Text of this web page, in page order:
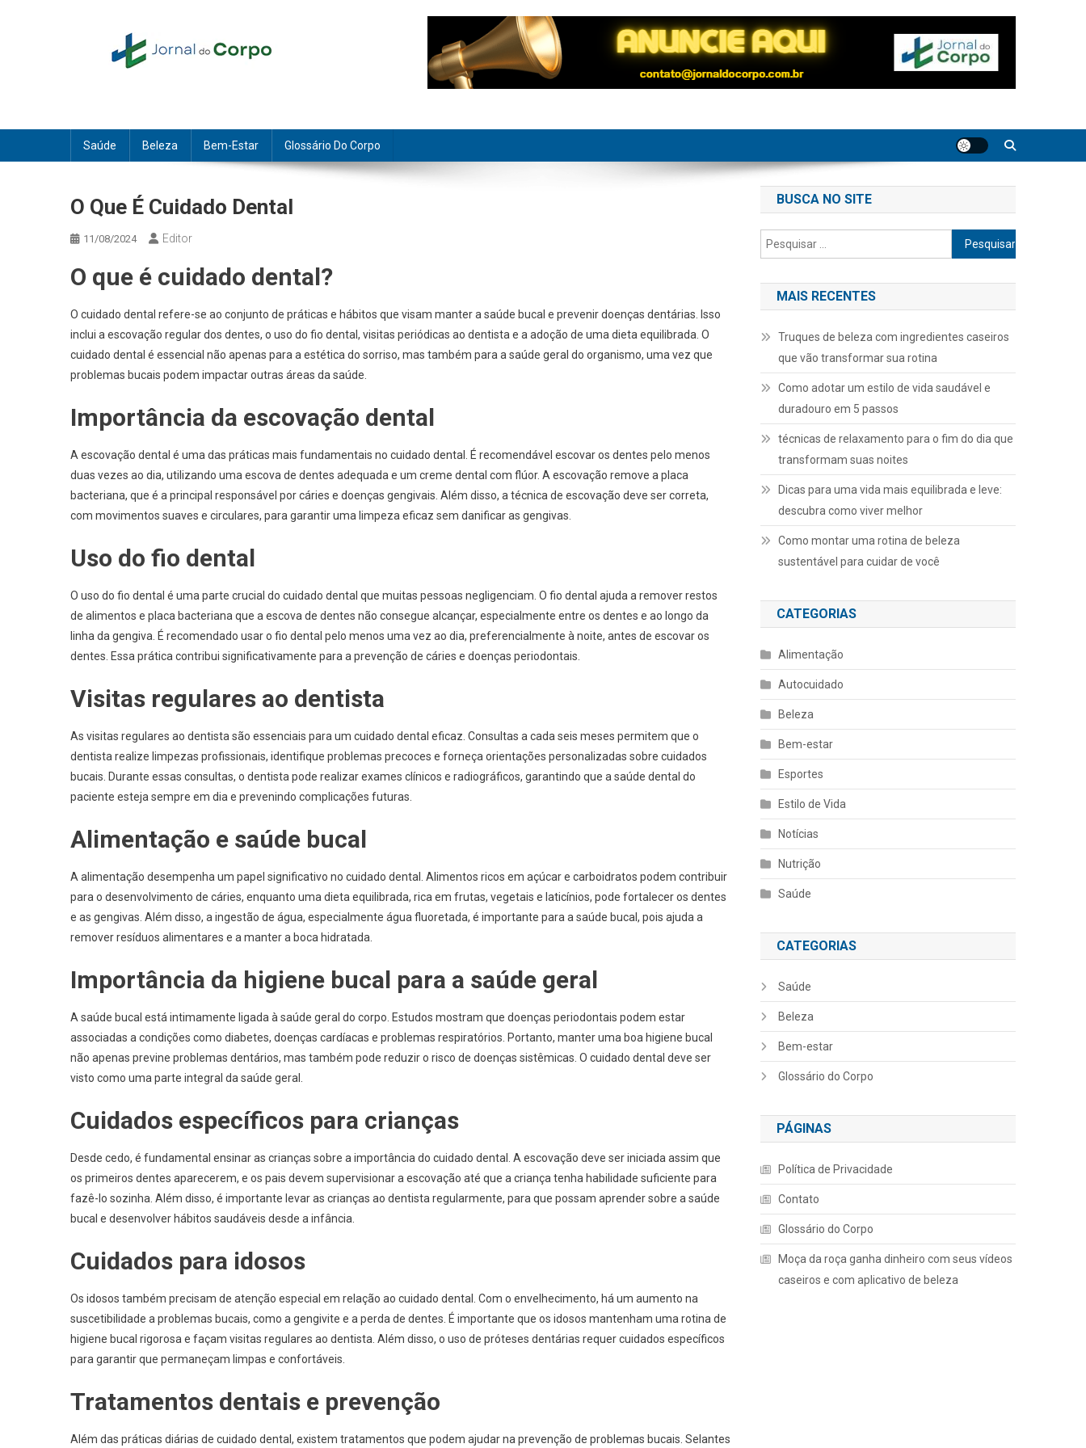
Saúde Beleza Bem-Estar Glossário Do Corpo
O Que É Cuidado Dental
11/08/2024 Editor
O que é cuidado dental?
O cuidado dental refere-se ao conjunto de práticas e hábitos que visam manter a saúde bucal e prevenir doenças dentárias. Isso
inclui a escovação regular dos dentes, o uso do fio dental, visitas periódicas ao dentista e a adoção de uma dieta equilibrada. O
cuidado dental é essencial não apenas para a estética do sorriso, mas também para a saúde geral do organismo, uma vez que
problemas bucais podem impactar outras áreas da saúde.
Importância da escovação dental
A escovação dental é uma das práticas mais fundamentais no cuidado dental. É recomendável escovar os dentes pelo menos
duas vezes ao dia, utilizando uma escova de dentes adequada e um creme dental com flúor. A escovação remove a placa
bacteriana, que é a principal responsável por cáries e doenças gengivais. Além disso, a técnica de escovação deve ser correta,
com movimentos suaves e circulares, para garantir uma limpeza eficaz sem danificar as gengivas.
Uso do fio dental
O uso do fio dental é uma parte crucial do cuidado dental que muitas pessoas negligenciam. O fio dental ajuda a remover restos
de alimentos e placa bacteriana que a escova de dentes não consegue alcançar, especialmente entre os dentes e ao longo da
linha da gengiva. É recomendado usar o fio dental pelo menos uma vez ao dia, preferencialmente à noite, antes de escovar os
dentes. Essa prática contribui significativamente para a prevenção de cáries e doenças periodontais.
Visitas regulares ao dentista
As visitas regulares ao dentista são essenciais para um cuidado dental eficaz. Consultas a cada seis meses permitem que o
dentista realize limpezas profissionais, identifique problemas precoces e forneça orientações personalizadas sobre cuidados
bucais. Durante essas consultas, o dentista pode realizar exames clínicos e radiográficos, garantindo que a saúde dental do
paciente esteja sempre em dia e prevenindo complicações futuras.
Alimentação e saúde bucal
A alimentação desempenha um papel significativo no cuidado dental. Alimentos ricos em açúcar e carboidratos podem contribuir
para o desenvolvimento de cáries, enquanto uma dieta equilibrada, rica em frutas, vegetais e laticínios, pode fortalecer os dentes
e as gengivas. Além disso, a ingestão de água, especialmente água fluoretada, é importante para a saúde bucal, pois ajuda a
remover resíduos alimentares e a manter a boca hidratada.
Importância da higiene bucal para a saúde geral
A saúde bucal está intimamente ligada à saúde geral do corpo. Estudos mostram que doenças periodontais podem estar
associadas a condições como diabetes, doenças cardíacas e problemas respiratórios. Portanto, manter uma boa higiene bucal
não apenas previne problemas dentários, mas também pode reduzir o risco de doenças sistêmicas. O cuidado dental deve ser
visto como uma parte integral da saúde geral.
Cuidados específicos para crianças
Desde cedo, é fundamental ensinar as crianças sobre a importância do cuidado dental. A escovação deve ser iniciada assim que
os primeiros dentes aparecerem, e os pais devem supervisionar a escovação até que a criança tenha habilidade suficiente para
fazê-lo sozinha. Além disso, é importante levar as crianças ao dentista regularmente, para que possam aprender sobre a saúde
bucal e desenvolver hábitos saudáveis desde a infância.
Cuidados para idosos
Os idosos também precisam de atenção especial em relação ao cuidado dental. Com o envelhecimento, há um aumento na
suscetibilidade a problemas bucais, como a gengivite e a perda de dentes. É importante que os idosos mantenham uma rotina de
higiene bucal rigorosa e façam visitas regulares ao dentista. Além disso, o uso de próteses dentárias requer cuidados específicos
para garantir que permaneçam limpas e confortáveis.
Tratamentos dentais e prevenção
Além das práticas diárias de cuidado dental, existem tratamentos que podem ajudar na prevenção de problemas bucais. Selantes
BUSCA NO SITE
Pesquisar
por:
MAIS RECENTES
Truques de beleza com ingredientes caseiros
que vão transformar sua rotina
Como adotar um estilo de vida saudável e
duradouro em 5 passos
técnicas de relaxamento para o fim do dia que
transformam suas noites
Dicas para uma vida mais equilibrada e leve:
descubra como viver melhor
Como montar uma rotina de beleza
sustentável para cuidar de você
CATEGORIAS
Alimentação
Autocuidado
Beleza
Bem-estar
Esportes
Estilo de Vida
Notícias
Nutrição
Saúde
CATEGORIAS
Saúde
Beleza
Bem-estar
Glossário do Corpo
PÁGINAS
Política de Privacidade
Contato
Glossário do Corpo
Moça da roça ganha dinheiro com seus vídeos
caseiros e com aplicativo de beleza